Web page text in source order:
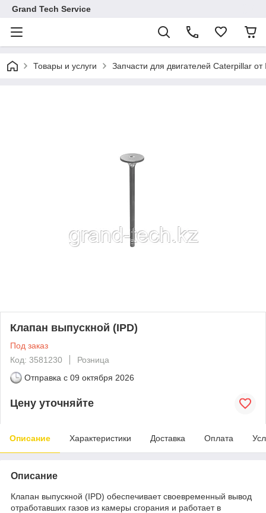
Grand Tech Service
Товары и услуги Запчасти для двигателей Caterpillar от
Клапан выпускной (IPD)
Под заказ
Код: 3581230
Розница
Отправка с 09 октября 2026
Цену уточняйте
Описание Характеристики Доставка Оплата
Описание
Клапан выпускной (IPD) обеспечивает своевременный вывод
отработавших газов из камеры сгорания и работает в